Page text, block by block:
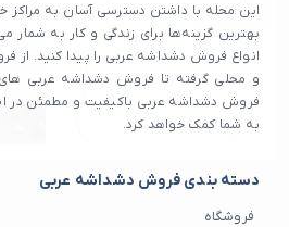
این محله با داشتن دسترسی آسان به مراکز
بهترین گزینه‌ها برای زندگی و کار به شمار
انواع فروش دشداشه عربی را پیدا کنید.
و محلی گرفته تا فروش دشداشه عربی های
فروش دشداشه عربی باکیفیت و مطمئن در
به شما کمک خواهد کرد.
دسته بندی فروش دشداشه عربی
فروشگاه